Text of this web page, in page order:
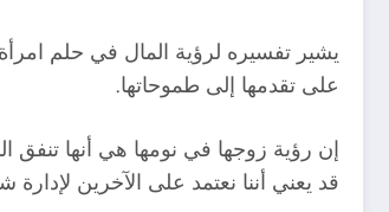
يشير تفسيره لرؤية المال في حلم
على تقدمها إلى طموحاتها.
إن رؤية زوجها في نومها هي أنها تنفق
قد يعني أننا نعتمد على الآخرين لإدارة